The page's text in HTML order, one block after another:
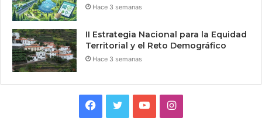
Hace 3 semanas
II Estrategia Nacional para la Equidad
Territorial y el Reto Demográfico
Hace 3 semanas
Facebook
TwitterYouTubeInstagram